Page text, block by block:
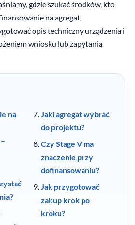
gdzie szukać środków, kto
na agregat
opis techniczny urządzenia i
wniosku lub zapytania
na
Jaki agregat wybrać
do projektu?
Czy Stage V ma
znaczenie przy
dofinansowaniu?
Jak przygotować
zakup krok po
kroku?